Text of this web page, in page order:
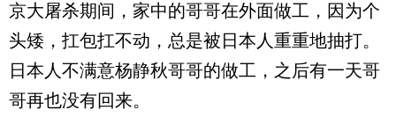
京大屠杀期间，家中的哥哥在外面做工，因为个
头矮，扛包扛不动，总是被日本人重重地抽打。
日本人不满意杨静秋哥哥的做工，之后有一天哥
哥再也没有回来。